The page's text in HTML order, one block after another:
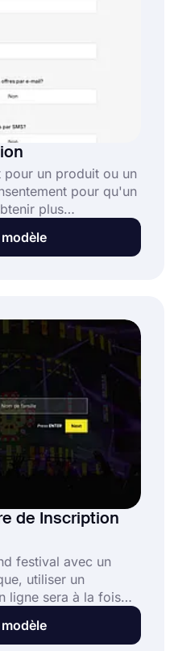
pour un produit ou un
pour qu'un
plus
doivent utiliser le
Vous
ligne gratuit vous
de Inscription
festival avec un
utiliser un
ligne sera à la fois
certaines raisons.
au festival,